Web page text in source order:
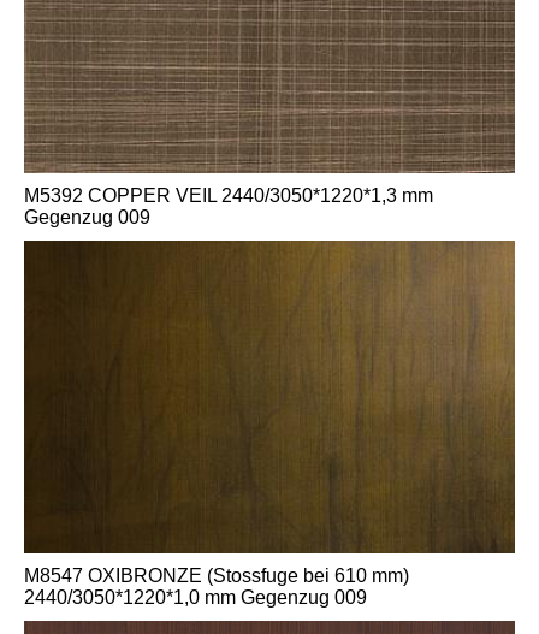
M5392 COPPER VEIL 2440/3050*1220*1,3 mm
Gegenzug 009
M8547 OXIBRONZE (Stossfuge bei 610 mm)
2440/3050*1220*1,0 mm Gegenzug 009